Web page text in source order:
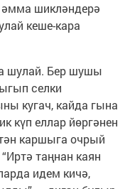
әмма шикләндерә
кеше-кара
шулай. Бер шушы
селки
кугач, кайда гына
күп еллар йөргәнен
каршыга очрый
таңнан каян
идем кичә,